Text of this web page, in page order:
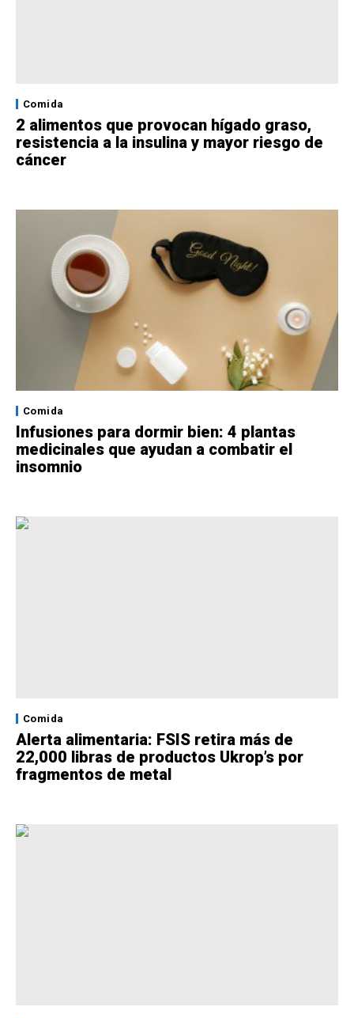
Comida
2 alimentos que provocan hígado graso,
resistencia a la insulina y mayor riesgo de
cáncer
Comida
Infusiones para dormir bien: 4 plantas
medicinales que ayudan a combatir el
insomnio
Comida
Alerta alimentaria: FSIS retira más de
22,000 libras de productos Ukrop’s por
fragmentos de metal